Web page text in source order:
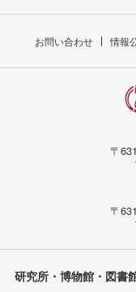
お問い合わせ 情報
〒
〒
研究所・博物館・図書